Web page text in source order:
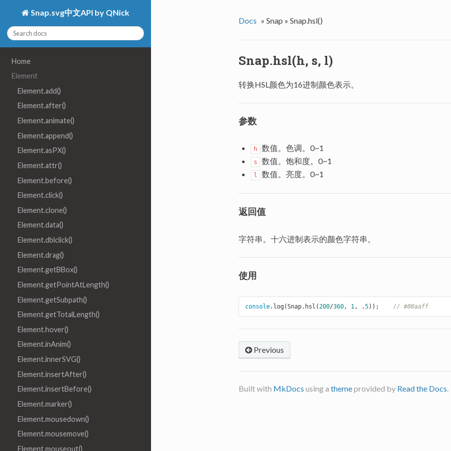
Snap.svg中文API by QNick
Home
Element
Element.add()
Element.after()
Element.animate()
Element.append()
Element.asPX()
Element.attr()
Element.before()
Element.click()
Element.clone()
Element.data()
Element.dblclick()
Element.drag()
Element.getBBox()
Element.getPointAtLength()
Element.getSubpath()
Element.getTotalLength()
Element.hover()
Element.inAnim()
Element.innerSVG()
Element.insertAfter()
Element.insertBefore()
Element.marker()
Element.mousedown()
Element.mousemove()
Element.mouseout()
Docs » Snap » Snap.hsl()
Snap.hsl(h, s, l)
转换HSL颜色为16进制颜色表示。
参数
h 数值。色调。0~1
s 数值。饱和度。0~1
l 数值。亮度。0~1
返回值
字符串。十六进制表示的颜色字符串。
使用
console.log(Snap.hsl(200/360, 1, .5)); // #00aaff
Previous
Built with MkDocs using a themeprovided by Read the Docs.